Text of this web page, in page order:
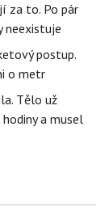
za to. Po pár
neexistuje
postup.
o metr
Tělo už
a musel